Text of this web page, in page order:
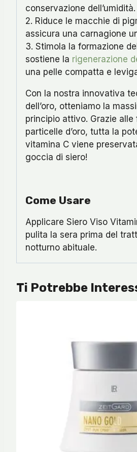
conservazione dell’umidità.
2. Riduce le macchie di
assicura una carnagione
3. Stimola la formazione
sostiene la rigenerazione
una pelle compatta e
Con la nostra innovativa
dell’oro, otteniamo la
principio attivo. Grazie alle
particelle d’oro, tutta la
vitamina C viene
goccia di siero!
Come Usare
Applicare Siero Viso
pulita la sera prima del
notturno abituale.
Ti Potrebbe